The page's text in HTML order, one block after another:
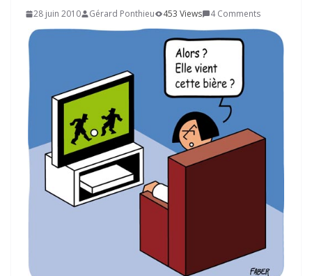
28 juin 2010 Gérard Ponthieu 453 Views 4 Comments